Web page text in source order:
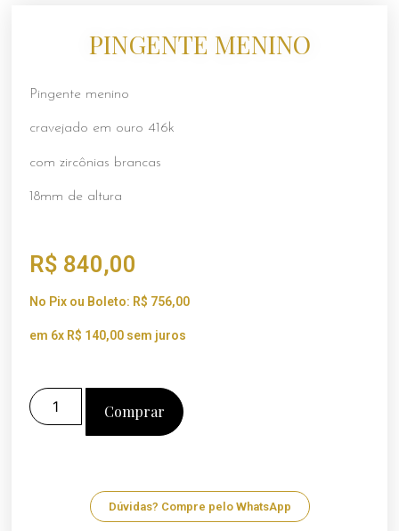
PINGENTE MENINO
Pingente menino
cravejado em ouro 416k
com zircônias brancas
18mm de altura
R$ 840,00
No Pix ou Boleto: R$ 756,00
em 6x R$ 140,00 sem juros
Comprar
Dúvidas? Compre pelo WhatsApp